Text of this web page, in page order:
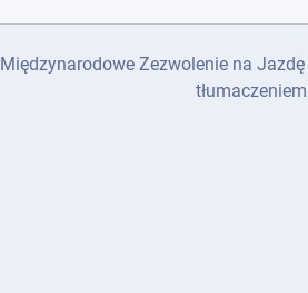
Międzynarodowe Zezwolenie na